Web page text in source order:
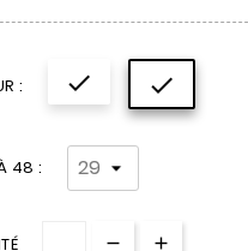
:  
48 :